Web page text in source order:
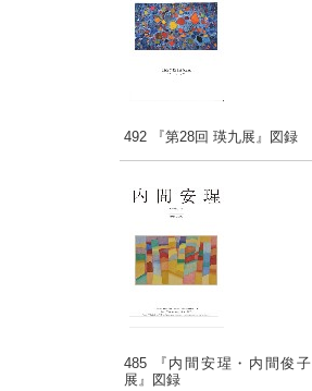
492 『第28回 瑛九展』図録
485 『内間安瑆・内間俊子
展』図録